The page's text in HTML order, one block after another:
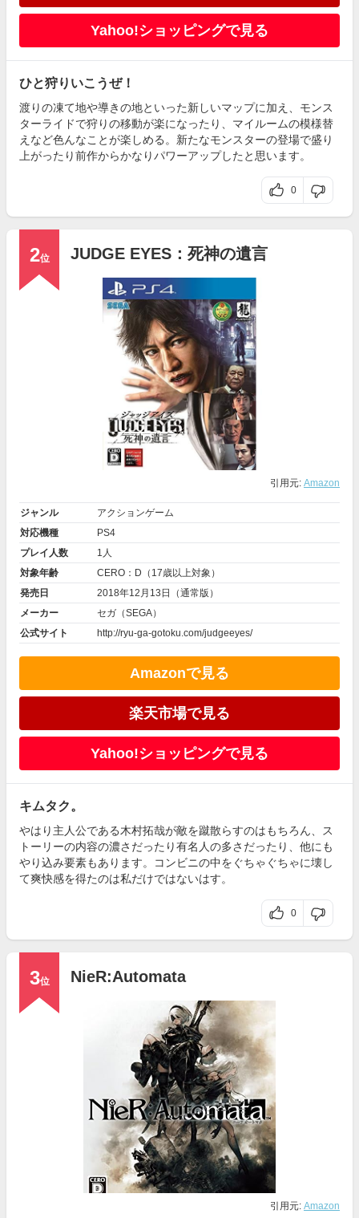
Yahoo!ショッピングで見る
ひと狩りいこうぜ！
渡りの凍て地や導きの地といった新しいマップに加え、モンス
ターライドで狩りの移動が楽になったり、マイルームの模様替
えなど色んなことが楽しめる。新たなモンスターの登場で盛り
上がったり前作からかなりパワーアップしたと思います。
0
2位 JUDGE EYES：死神の遺言
引用元: Amazon
ジャンル
アクションゲーム
対応機種
PS4
プレイ人数
1人
対象年齢
CERO：D（17歳以上対象）
発売日
2018年12月13日（通常版）
メーカー
セガ（SEGA）
公式サイト
http://ryu-ga-gotoku.com/judgeeyes/
Amazonで見る
楽天市場で見る
Yahoo!ショッピングで見る
キムタク。
やはり主人公である木村拓哉が敵を蹴散らすのはもちろん、ス
トーリーの内容の濃さだったり有名人の多さだったり、他にも
やり込み要素もあります。コンビニの中をぐちゃぐちゃに壊し
て爽快感を得たのは私だけではないはす。
0
3位 NieR:Automata
引用元: Amazon